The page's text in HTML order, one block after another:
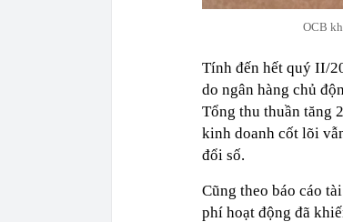
OCB
Tính đến hết quý II/
do ngân hàng chủ
Tổng thu thuần tăng
kinh doanh cốt lõi
đổi số.
Cũng theo báo cáo
phí hoạt động đã